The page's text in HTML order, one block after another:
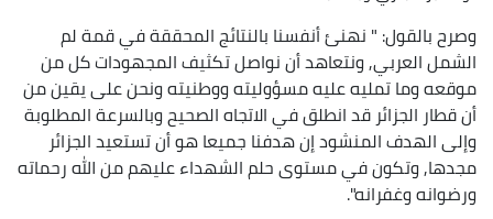
وصرح بالقول: " نهنئ أنفسنا بالنتائج المحققة في قمة لم
الشمل العربي, ونتعاهد أن نواصل تكثيف المجهودات كل من
موقعه وما تمليه عليه مسؤوليته ووطنيته ونحن على يقين من
أن قطار الجزائر قد انطلق في الاتجاه الصحيح وبالسرعة المطلوبة
وإلى الهدف المنشود إن هدفنا جميعا هو أن تستعيد الجزائر
مجدها, وتكون في مستوى حلم الشهداء عليهم من الله رحماته
ورضوانه وغفرانه".